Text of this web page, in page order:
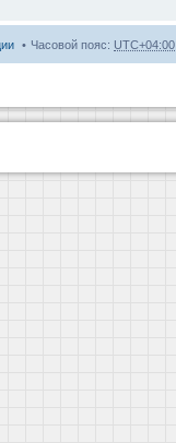
Часовой пояс: UTC+04:00